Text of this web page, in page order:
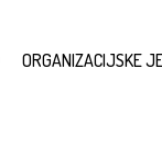
ORGANIZACIJSKE